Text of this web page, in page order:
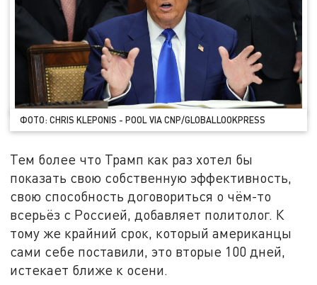
ФОТО: CHRIS KLEPONIS - POOL VIA CNP/GLOBALLOOKPRESS
Тем более что Трамп как раз хотел бы
показать свою собственную эффективность,
свою способность договориться о чём-то
всерьёз с Россией, добавляет политолог. К
тому же крайний срок, который американцы
сами себе поставили, это вторые 100 дней,
истекает ближе к осени.